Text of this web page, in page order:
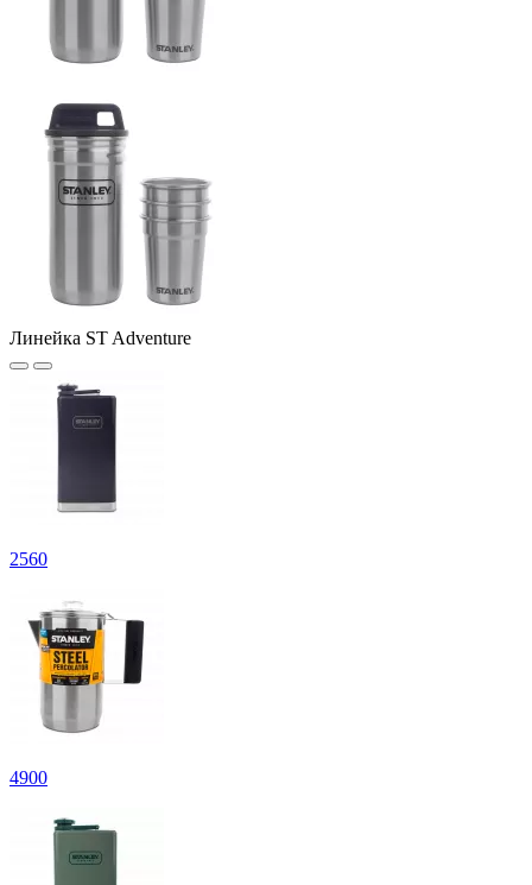
Линейка ST Adventure
2560
4900